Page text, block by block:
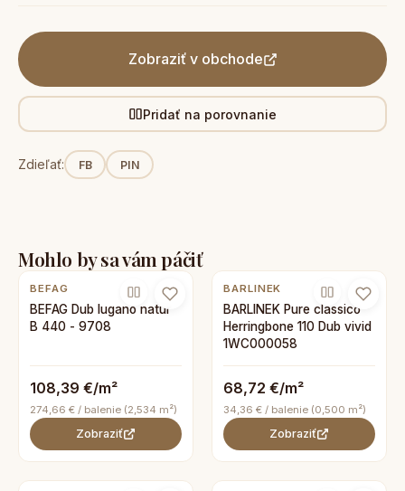
Zobraziť v obchode
Pridať na porovnanie
Zdieľať: FB PIN
Mohlo by sa vám páčiť
BEFAG
BEFAG Dub lugano natur
B 440 - 9708
108,39 €/m²
274,66 € / balenie (2,534 m²)
Zobraziť
BARLINEK
BARLINEK Pure classico
Herringbone 110 Dub vivid
1WC000058
68,72 €/m²
34,36 € / balenie (0,500 m²)
Zobraziť